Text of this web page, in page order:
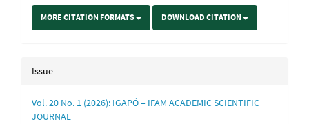
MORE CITATION FORMATS DOWNLOAD CITATION
Issue
Vol. 20 No. 1 (2026): IGAPÓ – IFAM ACADEMIC SCIENTIFIC
JOURNAL